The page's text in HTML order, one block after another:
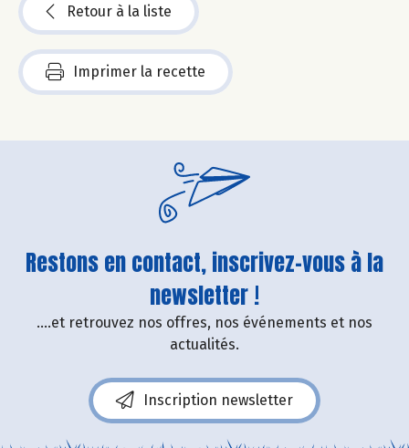
Retour à la liste
Imprimer la recette
Restons en contact, inscrivez-vous à la
newsletter !
....et retrouvez nos offres, nos événements et nos
actualités.
Inscription newsletter